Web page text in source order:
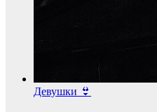
Девушки 👙